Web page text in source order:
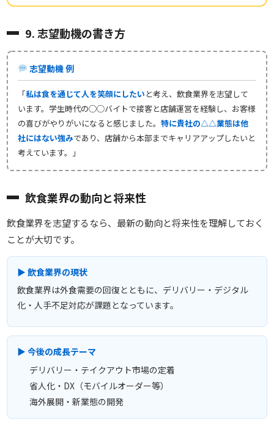
9. 志望動機の書き方
志望動機 例
「私は食を通じて人を笑顔にしたい と考え、飲食業界を志望して
います。学生時代の◯◯バイトで接客と店舗運営を経験し、お客様
の喜びがやりがいになると感じました。特に貴社の△△業態は他
社にはない強みであり、店舗から本部までキャリアアップしたいと
考えています。」
飲食業界の動向と将来性
飲食業界を志望するなら、最新の動向と将来性を理解しておく
ことが大切です。
▶ 飲食業界の現状
飲食業界は外食需要の回復とともに、デリバリー・デジタル
化・人手不足対応が課題となっています。
▶ 今後の成長テーマ
デリバリー・テイクアウト市場の定着
省人化・DX（モバイルオーダー等）
海外展開・新業態の開発